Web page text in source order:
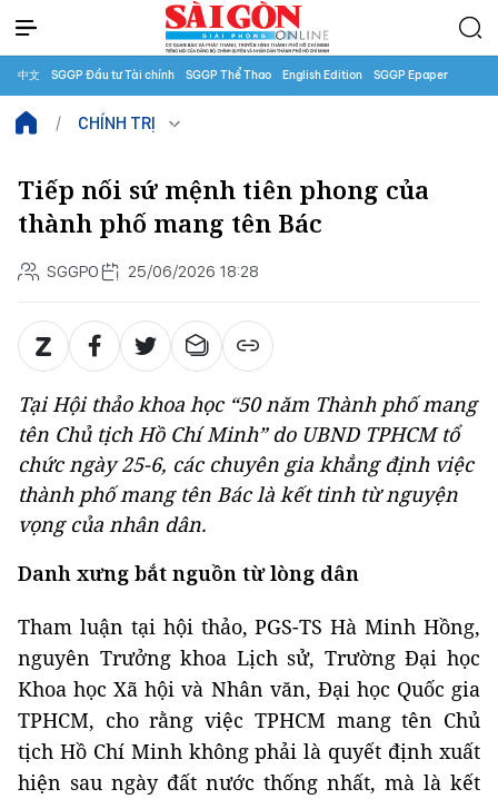
中文 SGGP Đầu tư Tài chính SGGP Thể Thao English Edition SGGP Epaper
CHÍNH TRỊ
Tiếp nối sứ mệnh tiên phong của
thành phố mang tên Bác
SGGPO 25/06/2026 18:28
Tại Hội thảo khoa học “50 năm Thành phố mang
tên Chủ tịch Hồ Chí Minh” do UBND TPHCM tổ
chức ngày 25-6, các chuyên gia khẳng định việc
thành phố mang tên Bác là kết tinh từ nguyện
vọng của nhân dân.
Danh xưng bắt nguồn từ lòng dân
Tham luận tại hội thảo, PGS-TS Hà Minh Hồng,
nguyên Trưởng khoa Lịch sử, Trường Đại học
Khoa học Xã hội và Nhân văn, Đại học Quốc gia
TPHCM, cho rằng việc TPHCM mang tên Chủ
tịch Hồ Chí Minh không phải là quyết định xuất
hiện sau ngày đất nước thống nhất, mà là kết